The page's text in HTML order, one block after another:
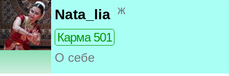
Nata_lia ж
Карма 501
О себе